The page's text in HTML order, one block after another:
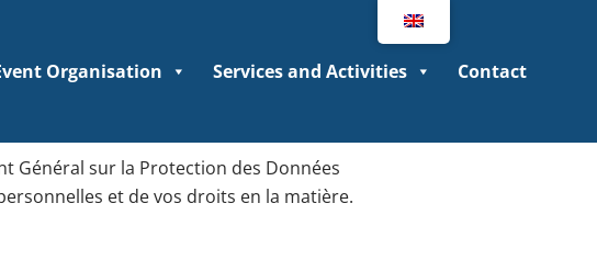
Organisation Services and Activities Contact
Général sur la Protection des Données
et de vos droits en la matière.